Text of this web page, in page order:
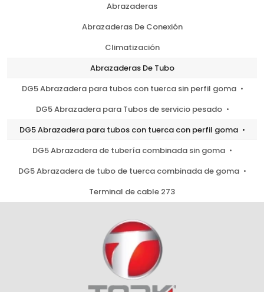
Abrazaderas
Abrazaderas De Conexión
Climatización
Abrazaderas De Tubo
DG5 Abrazadera para tubos con tuerca sin perfil goma
DG5 Abrazadera para Tubos de servicio pesado
DG5 Abrazadera para tubos con tuerca con perfil goma
DG5 Abrazadera de tubería combinada sin goma
DG5 Abrazadera de tubo de tuerca combinada de goma
Terminal de cable 273